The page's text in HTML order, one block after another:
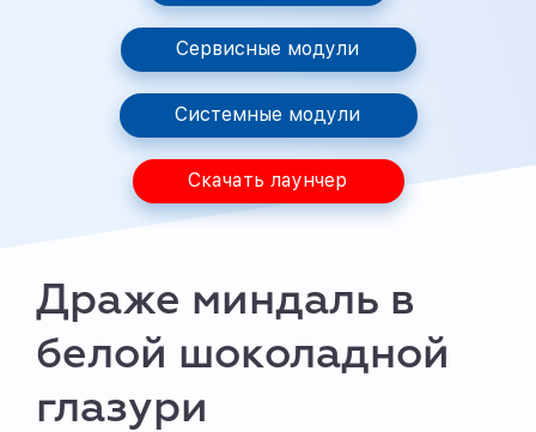
Сервисные модули
Системные модули
Скачать лаунчер
Драже миндаль в
белой шоколадной
глазури